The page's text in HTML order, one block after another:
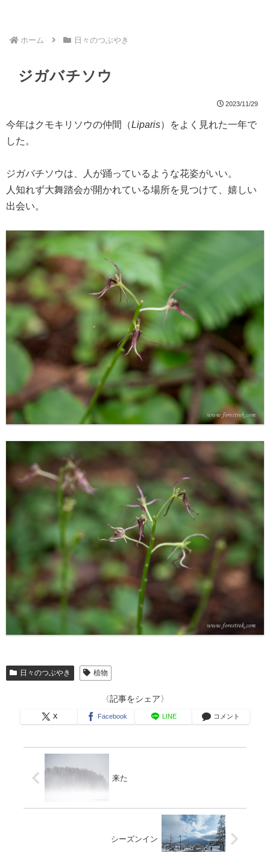
ホーム 日々のつぶやき
ジガバチソウ
2023/11/29
今年はクモキリソウの仲間（Liparis）をよく見れた一年で
した。
ジガバチソウは、人が踊っているような花姿がいい。
人知れず大舞踏会が開かれている場所を見つけて、嬉しい
出会い。
日々のつぶやき 植物
〈記事をシェア〉
X Facebook LINE コメント
来た
シーズンイン